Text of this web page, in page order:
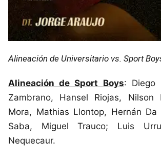
Alineación de Universitario vs. Sport
Alineación de Sport Boys: Diego
Zambrano, Hansel Riojas, Nilson
Mora, Mathias Llontop, Hernán Da
Saba, Miguel Trauco; Luis
Nequecaur.